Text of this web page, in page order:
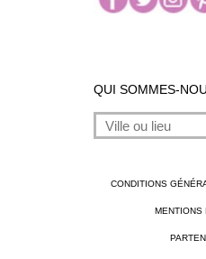
QUI SOMMES-
CONDITIONS